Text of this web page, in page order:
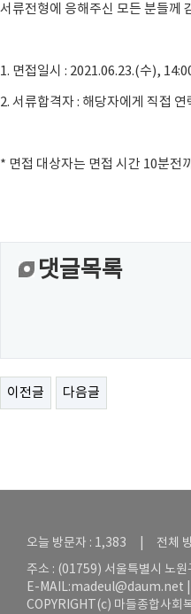
서류전형에 응해주신 모든 분들께
1. 면접일시 : 2021.06.23.(수),
2. 서류합격자 : 해당자에게 직접
* 면접 대상자는 면접 시간 10분전
댓글목록
이전글 다음글
오늘 방문자 : 1,383 | 전체
주소 : (01759) 서울특별시 노
E-MAIL:madeul@daum.net
COPYRIGHT(c) 마들종합사회